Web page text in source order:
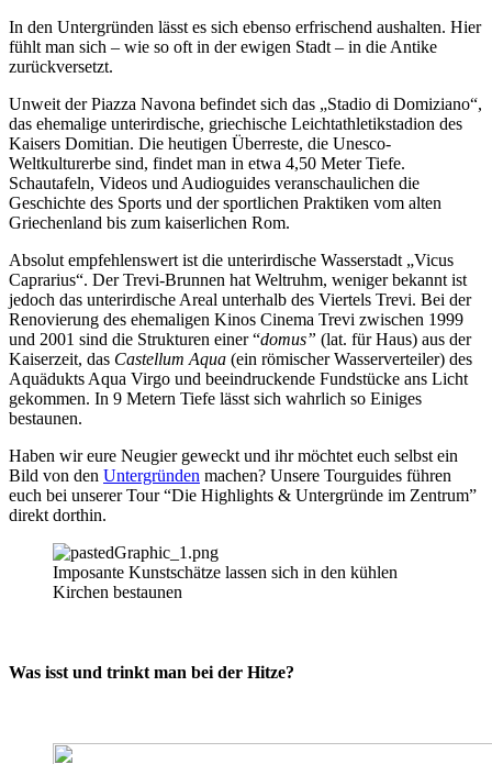
In den Untergründen lässt es sich ebenso erfrischend aushalten. Hier
fühlt man sich – wie so oft in der ewigen Stadt – in die Antike
zurückversetzt.
Unweit der Piazza Navona befindet sich das „Stadio di Domiziano“,
das ehemalige unterirdische, griechische Leichtathletikstadion des
Kaisers Domitian. Die heutigen Überreste, die Unesco-
Weltkulturerbe sind, findet man in etwa 4,50 Meter Tiefe.
Schautafeln, Videos und Audioguides veranschaulichen die
Geschichte des Sports und der sportlichen Praktiken vom alten
Griechenland bis zum kaiserlichen Rom.
Absolut empfehlenswert ist die unterirdische Wasserstadt „Vicus
Caprarius“. Der Trevi-Brunnen hat Weltruhm, weniger bekannt ist
jedoch das unterirdische Areal unterhalb des Viertels Trevi. Bei der
Renovierung des ehemaligen Kinos Cinema Trevi zwischen 1999
und 2001 sind die Strukturen einer “domus” (lat. für Haus) aus der
Kaiserzeit, das Castellum Aqua (ein römischer Wasserverteiler) des
Aquädukts Aqua Virgo und beeindruckende Fundstücke ans Licht
gekommen. In 9 Metern Tiefe lässt sich wahrlich so Einiges
bestaunen.
Haben wir eure Neugier geweckt und ihr möchtet euch selbst ein
Bild von den Untergründen machen? Unsere Tourguides führen
euch bei unserer Tour “Die Highlights & Untergründe im Zentrum”
direkt dorthin.
Imposante Kunstschätze lassen sich in den kühlen
Kirchen bestaunen
Was isst und trinkt man bei der Hitze?